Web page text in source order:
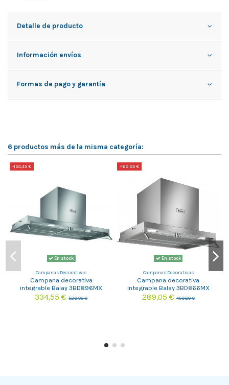
Detalle de producto
Información envíos
Formas de pago y garantía
6 productos más de la misma categoría:
-194,45 €
En stock
Campanas Decorativas
Campana decorativa
integrable Balay 3BD896MX
334,55 €529,00 €
-169,95 €
En stock
Campanas Decorativas
Campana decorativa
integrable Balay 3BD866MX
289,05 € 459,00 €